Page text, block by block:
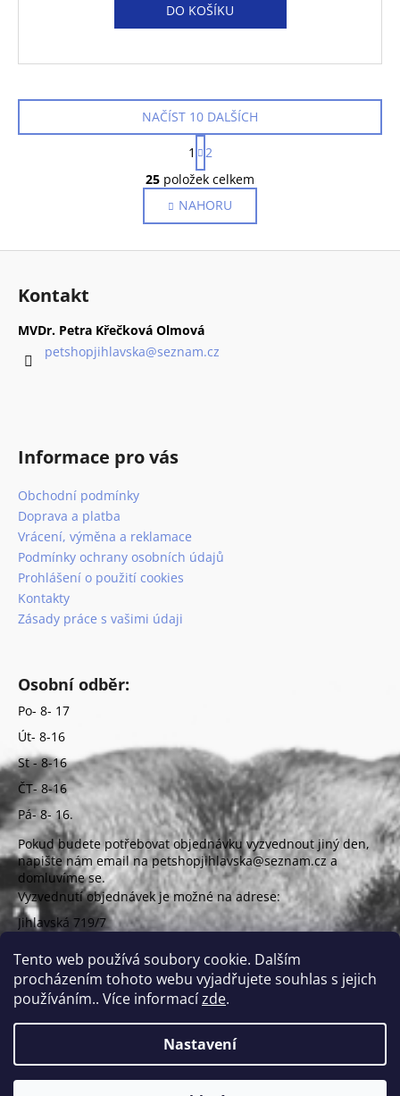
Tento web používá soubory cookie. Dalším
procházením tohoto webu vyjadřujete souhlas s jejich
používáním.. Více informacízde.
Nastavení
DO KOŠÍKU
O
v
l
á
d
p
r
NAČÍST 10 DALŠÍCH
S
t
r
á
n
k
1
2
25 položek celkem
NAHORU
Z
Kontakt
MVDr. Petra Křečková Olmová
petshopjihlavska@seznam.cz
Informace pro vás
Obchodní podmínky
Doprava a platba
Vrácení, výměna a reklamace
Podmínky ochrany osobních údajů
Prohlášení o použití cookies
Kontakty
Zásady práce s vašimi údaji
Osobní odběr:
Po- 8- 17
Út- 8-16
St - 8-16
ČT- 8-16
Pá- 8- 16.
Pokud budete potřebovat objednávku vyzvednout jiný den,
napište nám email na petshopjihlavska@seznam.cz a
domluvíme se.
Vyzvednutí objednávek je možné na adrese:
Jihlavská 719/7
(vchod z ulice Uzbecká)
Copyright 2026PETSHOP Jihlavská. Všechna práva